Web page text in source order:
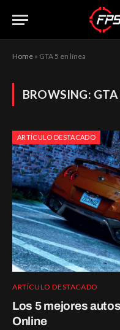
Home » GTA 5 en línea
BROWSING: GTA
ARTÍCULO DESTACADO
ARTÍCULO DESTACADO
Los 5 mejores
Online